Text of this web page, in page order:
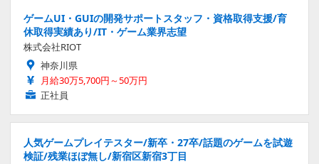
ゲームUI・GUIの開発サポートスタッフ・資格取得支援/育
休取得実績あり/IT・ゲーム業界志望
株式会社RIOT
神奈川県
月給30万5,700円～50万円
正社員
人気ゲームプレイテスター/新卒・27卒/話題のゲームを試遊
検証/残業ほぼ無し/新宿区新宿3丁目